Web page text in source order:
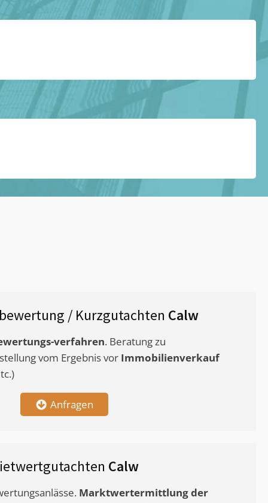
/ Kurzgutachten Calw
verfahren. Beratung zu
vom Ergebnis vor Immobilienverkauf
Anfragen
Calw
Marktwertermittlungder